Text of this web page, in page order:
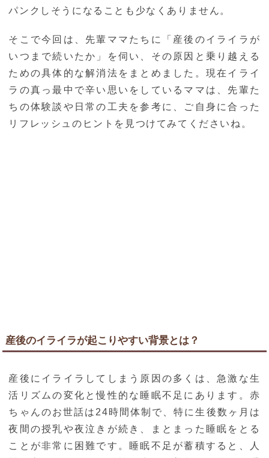
パンクしそうになることも少なくありません。
そこで今回は、先輩ママたちに「産後のイライラが
いつまで続いたか」を伺い、その原因と乗り越える
ための具体的な解消法をまとめました。現在イライ
ラの真っ最中で辛い思いをしているママは、先輩た
ちの体験談や日常の工夫を参考に、ご自身に合った
リフレッシュのヒントを見つけてみてくださいね。
産後のイライラが起こりやすい背景とは？
産後にイライラしてしまう原因の多くは、急激な生
活リズムの変化と慢性的な睡眠不足にあります。赤
ちゃんのお世話は24時間体制で、特に生後数ヶ月は
夜間の授乳や夜泣きが続き、まとまった睡眠をとる
ことが非常に困難です。睡眠不足が蓄積すると、人